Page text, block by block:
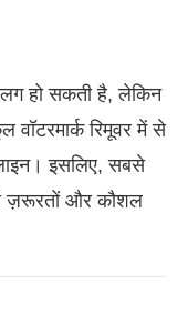
हो सकती है, लेकिन
रिमूवर में से
इसलिए, सबसे
ज़रूरतों और कौशल